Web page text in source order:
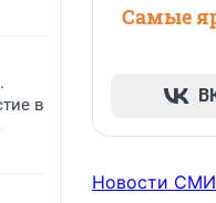
в
Самые
Новости